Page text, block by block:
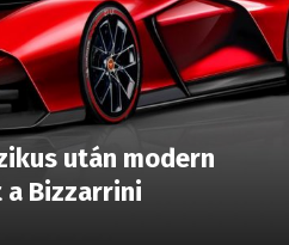
után modern
Bizzarrini